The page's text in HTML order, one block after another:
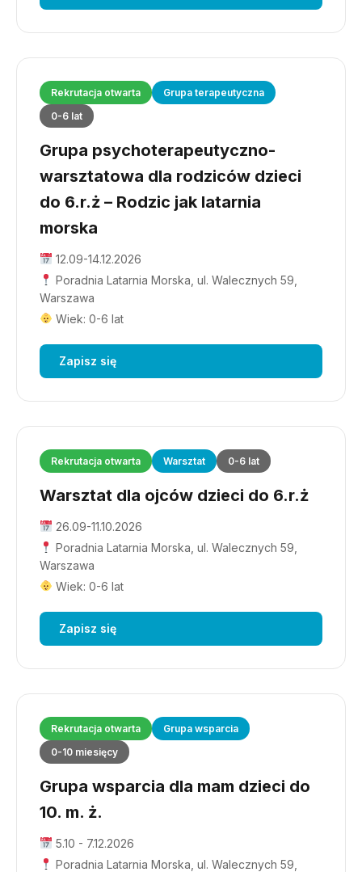
Rekrutacja otwarta
Grupa terapeutyczna
0-6 lat
Grupa psychoterapeutyczno-
warsztatowa dla rodziców dzieci
do 6.r.ż – Rodzic jak latarnia
morska
12.09-14.12.2026
Poradnia Latarnia Morska, ul. Walecznych 59,
Warszawa
Wiek: 0-6 lat
Zapisz się
Rekrutacja otwarta Warsztat 0-6 lat
Warsztat dla ojców dzieci do 6.r.ż
26.09-11.10.2026
Poradnia Latarnia Morska, ul. Walecznych 59,
Warszawa
Wiek: 0-6 lat
Zapisz się
Rekrutacja otwarta
Grupa wsparcia
0-10 miesięcy
Grupa wsparcia dla mam dzieci do
10. m. ż.
5.10 - 7.12.2026
Poradnia Latarnia Morska, ul. Walecznych 59,